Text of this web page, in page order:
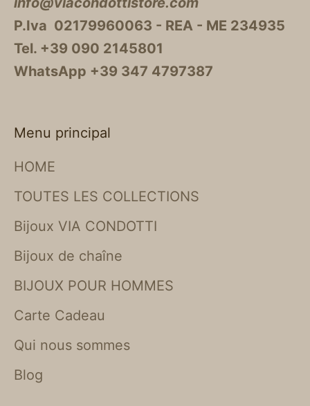
P.Iva 02179960063 - REA - ME 234935
Tel. +39 090 2145801
WhatsApp +39 347 4797387
Menu principal
HOME
TOUTES LES COLLECTIONS
Bijoux VIA CONDOTTI
Bijoux de chaîne
BIJOUX POUR HOMMES
Carte Cadeau
Qui nous sommes
Blog